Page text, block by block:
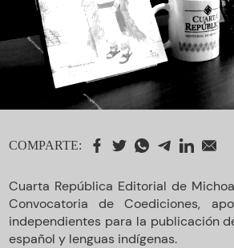
COMPARTE:
Cuarta República Editorial de
Convocatoria de Coediciones,
independientes para la publicación
español y lenguas indígenas.